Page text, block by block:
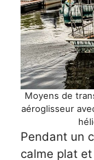
Moyens de
aéroglisseur
Pendant un
calme plat